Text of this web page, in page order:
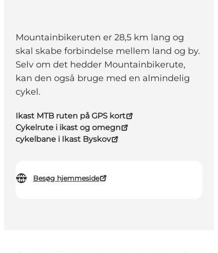
Mountainbikeruten er 28,5 km lang og
skal skabe forbindelse mellem land og by.
Selv om det hedder Mountainbikerute,
kan den også bruge med en almindelig
cykel.
Ikast MTB ruten på GPS kort
Cykelrute i ikast og omegn
cykelbane i Ikast Byskov
Besøg hjemmeside